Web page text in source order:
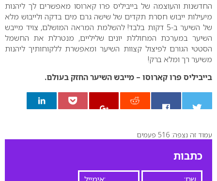
החדשנות והעוצמה של בייביליס פרו קארוסו מאפשרים לך ליהנות
מיעילות ייבוש חסרת תקדים של שישה גרם מים בדקה ולייבוש מלא
של השיער ב-5 דקות בלבד! להשלמת המראה המושלם, צויד מייבש
השיער במערכת המחוללת יונים שליליים, מנטרלת את החשמל
הסטטי הגורם לפיצול קצוות השיער ומאפשרת ללקוחותיך ליהנות
משיער רך ומלא ברק!
בייביליס פרו קארוסו – מייבש השיער החזק בעולם.
0
עמוד זה נצפה: 516 פעמים
כתבות